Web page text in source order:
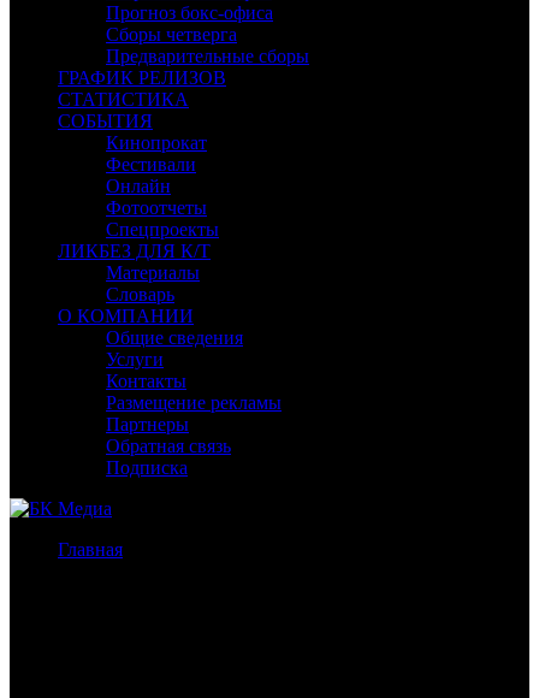
Прогноз бокс-офиса
Сборы четверга
Предварительные сборы
ГРАФИК РЕЛИЗОВ
СТАТИСТИКА
СОБЫТИЯ
Кинопрокат
Фестивали
Онлайн
Фотоотчеты
Спецпроекты
ЛИКБЕЗ ДЛЯ К/Т
Материалы
Словарь
О КОМПАНИИ
Общие сведения
Услуги
Контакты
Размещение рекламы
Партнеры
Обратная связь
Подписка
Главная